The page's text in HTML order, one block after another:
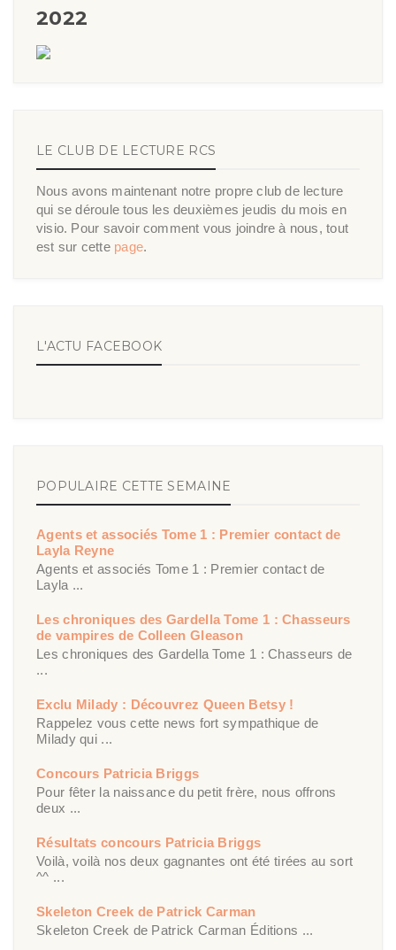
2022
LE CLUB DE LECTURE RCS
Nous avons maintenant notre propre club de lecture
qui se déroule tous les deuxièmes jeudis du mois en
visio. Pour savoir comment vous joindre à nous, tout
est sur cette page.
L'ACTU FACEBOOK
POPULAIRE CETTE SEMAINE
Agents et associés Tome 1 : Premier contact de
Layla Reyne
Agents et associés Tome 1 : Premier contact de
Layla ...
Les chroniques des Gardella Tome 1 : Chasseurs
de vampires de Colleen Gleason
Les chroniques des Gardella Tome 1 : Chasseurs de
...
Exclu Milady : Découvrez Queen Betsy !
Rappelez vous cette news fort sympathique de
Milady qui ...
Concours Patricia Briggs
Pour fêter la naissance du petit frère, nous offrons
deux ...
Résultats concours Patricia Briggs
Voilà, voilà nos deux gagnantes ont été tirées au sort
^^ ...
Skeleton Creek de Patrick Carman
Skeleton Creek de Patrick Carman Éditions ...